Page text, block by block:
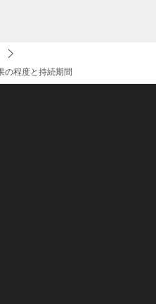
の程度と持続期間